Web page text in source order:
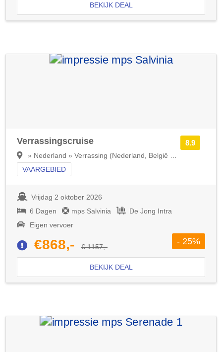
BEKIJK DEAL
8.9
Verrassingscruise
» Nederland » Verrassing (Nederland, België en/of Duitsland)
VAARGEBIED
Vrijdag 2 oktober 2026
6 Dagen
mps Salvinia
De Jong Intra
Eigen vervoer
€868,- € 1157,-
- 25%
BEKIJK DEAL